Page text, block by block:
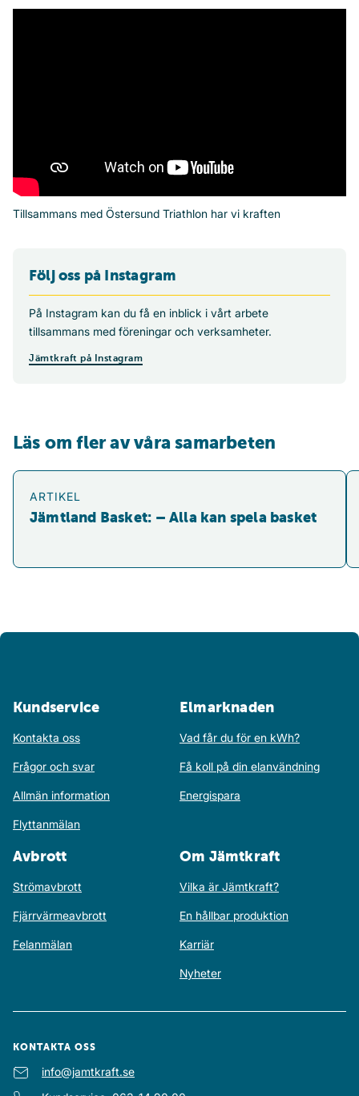
Tillsammans med Östersund Triathlon har vi kraften
Följ oss på Instagram
På Instagram kan du få en inblick i vårt arbete
tillsammans med föreningar och verksamheter.
Jämtkraft på Instagram
Läs om fler av våra samarbeten
Jämtland Basket: – Alla kan spela basket
ARTIKEL
Jämtland Basket: – Alla kan spela basket
Kundservice
Kontakta oss
Frågor och svar
Allmän information
Flyttanmälan
Elmarknaden
Vad får du för en kWh?
Få koll på din elanvändning
Energispara
Avbrott
Strömavbrott
Fjärrvärmeavbrott
Felanmälan
Om Jämtkraft
Vilka är Jämtkraft?
En hållbar produktion
Karriär
Nyheter
KONTAKTA OSS
E-post:
info@jamtkraft.se